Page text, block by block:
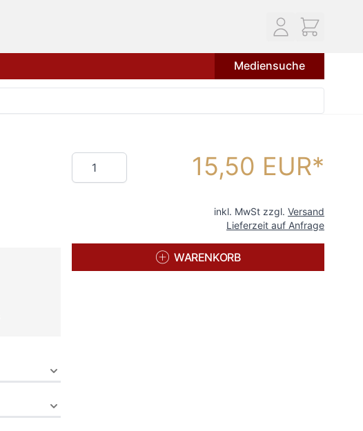
Mediensuche
Menge 15,50 EUR
inkl. MwSt zzgl. Versand
Lieferzeit auf Anfrage
WARENKORB